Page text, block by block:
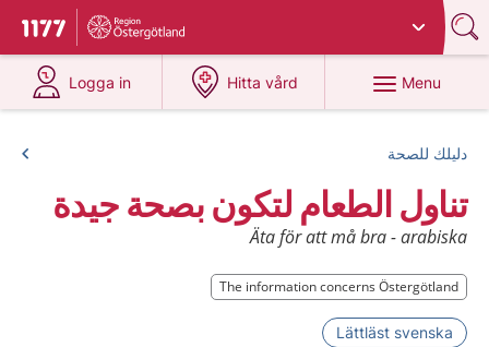
To start page for 1177
Du har valt region
Logga in
at 1177.se
Hitta vård
at 1177.se
Menu
دليلك للصحة
تناول الطعام لتكون بصحة جيدة
Äta för att må bra - arabiska
The information concerns Östergötland
Lättläst svenska